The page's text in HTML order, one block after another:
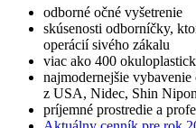
odborné očné vyšetrenie
skúsenosti odborníčky,
operácií sivého zákalu
viac ako 400
najmodernejšie
z USA, Nidec, Shin
príjemné prostredie a